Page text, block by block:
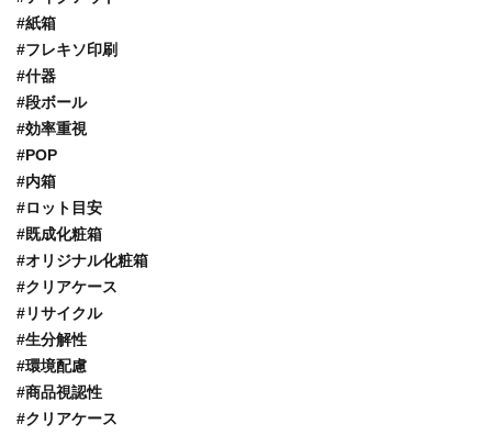
#紙箱
#フレキソ印刷
#什器
#段ボール
#効率重視
#POP
#内箱
#ロット目安
#既成化粧箱
#オリジナル化粧箱
#クリアケース
#リサイクル
#生分解性
#環境配慮
#商品視認性
#クリアケース